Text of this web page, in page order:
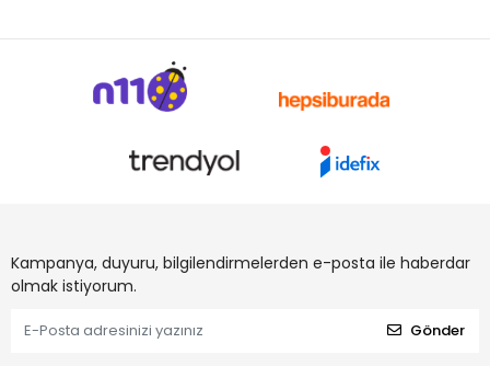
Kampanya, duyuru, bilgilendirmelerden e-posta ile haberdar
olmak istiyorum.
Gönder